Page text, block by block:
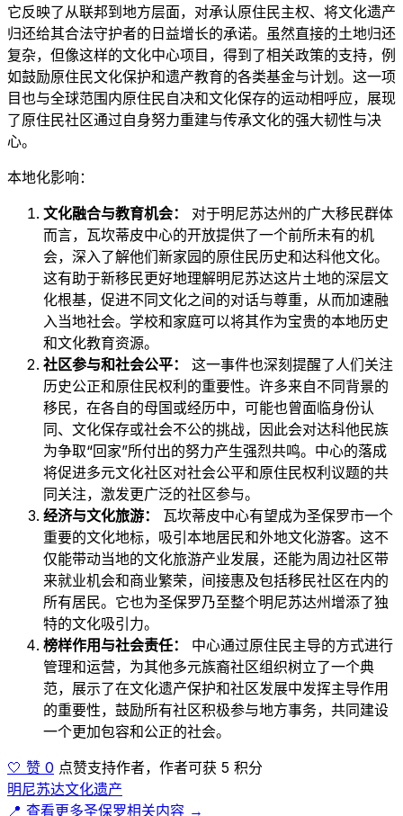
它反映了从联邦到地方层面，对承认原住民主权、将文化遗产
归还给其合法守护者的日益增长的承诺。虽然直接的土地归还
复杂，但像这样的文化中心项目，得到了相关政策的支持，例
如鼓励原住民文化保护和遗产教育的各类基金与计划。这一项
目也与全球范围内原住民自决和文化保存的运动相呼应，展现
了原住民社区通过自身努力重建与传承文化的强大韧性与决
心。
本地化影响：
文化融合与教育机会：
对于明尼苏达州的广大移民群体
而言，瓦坎蒂皮中心的开放提供了一个前所未有的机
会，深入了解他们新家园的原住民历史和达科他文化。
这有助于新移民更好地理解明尼苏达这片土地的深层文
化根基，促进不同文化之间的对话与尊重，从而加速融
入当地社会。学校和家庭可以将其作为宝贵的本地历史
和文化教育资源。
社区参与和社会公平：
这一事件也深刻提醒了人们关注
历史公正和原住民权利的重要性。许多来自不同背景的
移民，在各自的母国或经历中，可能也曾面临身份认
同、文化保存或社会不公的挑战，因此会对达科他民族
为争取“回家”所付出的努力产生强烈共鸣。中心的落成
将促进多元文化社区对社会公平和原住民权利议题的共
同关注，激发更广泛的社区参与。
经济与文化旅游：
瓦坎蒂皮中心有望成为圣保罗市一个
重要的文化地标，吸引本地居民和外地文化游客。这不
仅能带动当地的文化旅游产业发展，还能为周边社区带
来就业机会和商业繁荣，间接惠及包括移民社区在内的
所有居民。它也为圣保罗乃至整个明尼苏达州增添了独
特的文化吸引力。
榜样作用与社会责任：
中心通过原住民主导的方式进行
管理和运营，为其他多元族裔社区组织树立了一个典
范，展示了在文化遗产保护和社区发展中发挥主导作用
的重要性，鼓励所有社区积极参与地方事务，共同建设
一个更加包容和公正的社会。
🤍 赞 0 点赞支持作者，作者可获 5 积分
明尼苏达文化遗产
📍 查看更多圣保罗相关内容 →